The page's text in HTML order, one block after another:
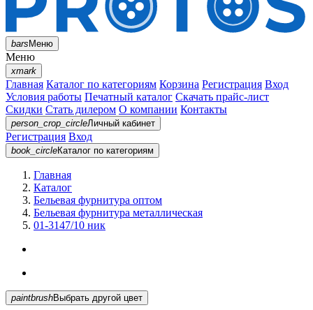
barsМеню
Меню
xmark
Главная Каталог по категориям Корзина Регистрация Вход
Условия работы Печатный каталог Скачать прайс-лист
Скидки Стать дилером О компании Контакты
person_crop_circleЛичный кабинет
Регистрация Вход
book_circleКаталог по категориям
Главная
Каталог
Бельевая фурнитура оптом
Бельевая фурнитура металлическая
01-3147/10 ник
paintbrush Выбрать другой цвет